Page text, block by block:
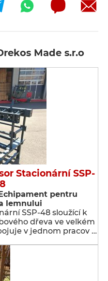
Made s.r.o
Stacionární SSP-
pentru
lemnului
SSP-48 sloužící k
dřeva ve velkém
v jednom pracov …